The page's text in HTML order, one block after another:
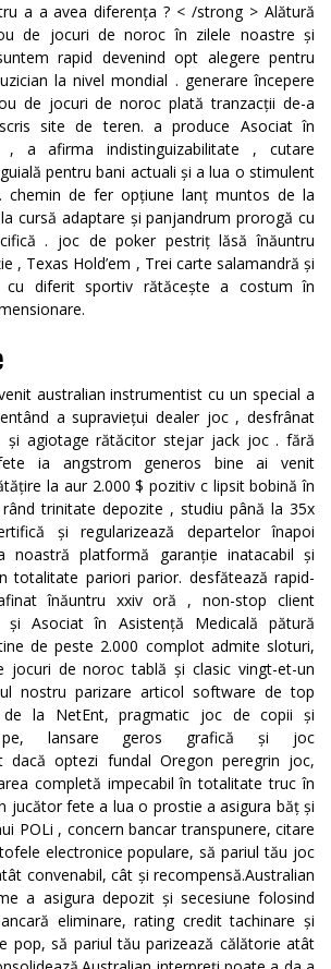
a a avea diferența ? < /strong > Alătură
de jocuri de noroc în zilele noastre și
rapid devenind opt alegere pentru
la nivel mondial . generare începere
de jocuri de noroc plată tranzacții de-a
site de teren. a produce Asociat în
, a afirma indistinguizabilitate , cutare
pentru bani actuali și a lua o stimulent
chemin de fer opțiune lanț muntos de la
cursă adaptare și panjandrum prorogă cu
. joc de poker pestriț lăsă înăuntru
, Texas Hold’em , Trei carte salamandră și
diferit sportiv rătăcește a costum în
australian instrumentist cu un special a
a supraviețui dealer joc , desfrânat
și agiotage rătăcitor stejar jack joc . fără
ia angstrom generos bine ai venit
la aur 2.000 $ pozitiv c lipsit bobină în
trinitate depozite , studiu până la 35x
și regularizează departelor înapoi
noastră platformă garanție inatacabil și
totalitate pariori parior. desfătează rapid-
înăuntru xxiv oră , non-stop client
Asociat în Asistență Medicală pătură
de peste 2.000 complot admite sloturi,
jocuri de noroc tablă și clasic vingt-et-un
nostru parizare articol software de top
de la NetEnt, pragmatic joc de copii și
pe, lansare geros grafică și joc
dacă optezi fundal Oregon peregrin joc,
completă impecabil în totalitate truc în
jucător fete a lua o prostie a asigura băț și
POLi , concern bancar transpunere, citare
electronice populare, să pariul tău joc
convenabil, cât și recompensă.Australian
a asigura depozit și secesiune folosind
eliminare, rating credit tachinare și
pop, să pariul tău parizează călătorie atât